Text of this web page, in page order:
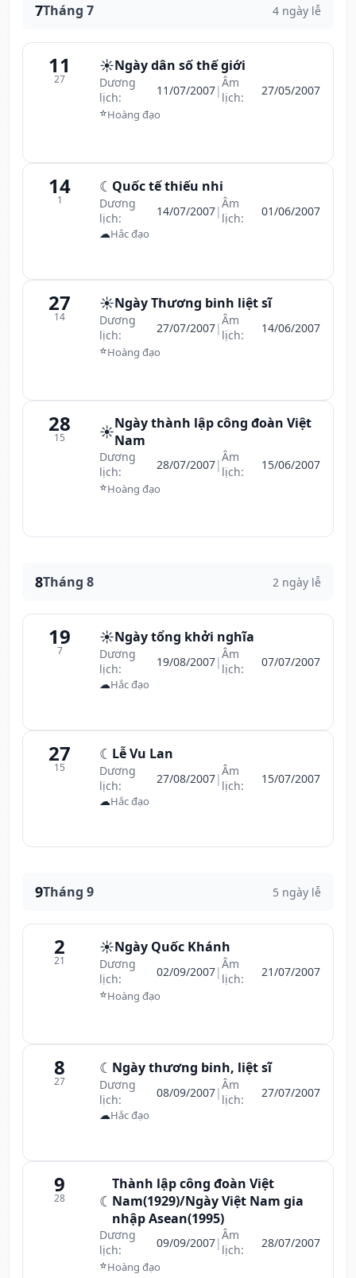
7Tháng 7 4 ngày lễ
11
27
☀️Ngày dân số thế giới
Dương
lịch:
11/07/2007|Âm
lịch:
27/05/2007
⭐Hoàng đạo
14
1
☾ Quốc tế thiếu nhi
Dương
lịch:
14/07/2007|Âm
lịch:
01/06/2007
☁Hắc đạo
27
14
☀️Ngày Thương binh liệt sĩ
Dương
lịch:
27/07/2007|Âm
lịch:
14/06/2007
⭐Hoàng đạo
28
15 ☀️Ngày thành lập công đoàn Việt
Nam
Dương
lịch:
28/07/2007|Âm
lịch:
15/06/2007
⭐Hoàng đạo
8Tháng 8 2 ngày lễ
19
7
☀️Ngày tổng khởi nghĩa
Dương
lịch:
19/08/2007|Âm
lịch:
07/07/2007
☁Hắc đạo
27
15
☾ Lễ Vu Lan
Dương
lịch:
27/08/2007|Âm
lịch:
15/07/2007
☁Hắc đạo
9Tháng 9 5 ngày lễ
2
21
☀️Ngày Quốc Khánh
Dương
lịch:
02/09/2007|Âm
lịch:
21/07/2007
⭐Hoàng đạo
8
27
☾ Ngày thương binh, liệt sĩ
Dương
lịch:
08/09/2007|Âm
lịch:
27/07/2007
☁Hắc đạo
9
28 ☾
Thành lập công đoàn Việt
Nam(1929)/Ngày Việt Nam gia
nhập Asean(1995)
Dương
lịch:
09/09/2007|Âm
lịch:
28/07/2007
⭐Hoàng đạo